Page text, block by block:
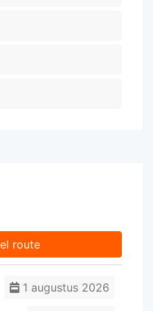
route
1 augustus 2026